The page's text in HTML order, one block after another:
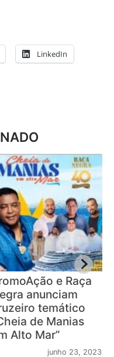
LinkedIn
e Raça
anunciam
temático
de Manias
Alto Mar”
junho 23, 2023